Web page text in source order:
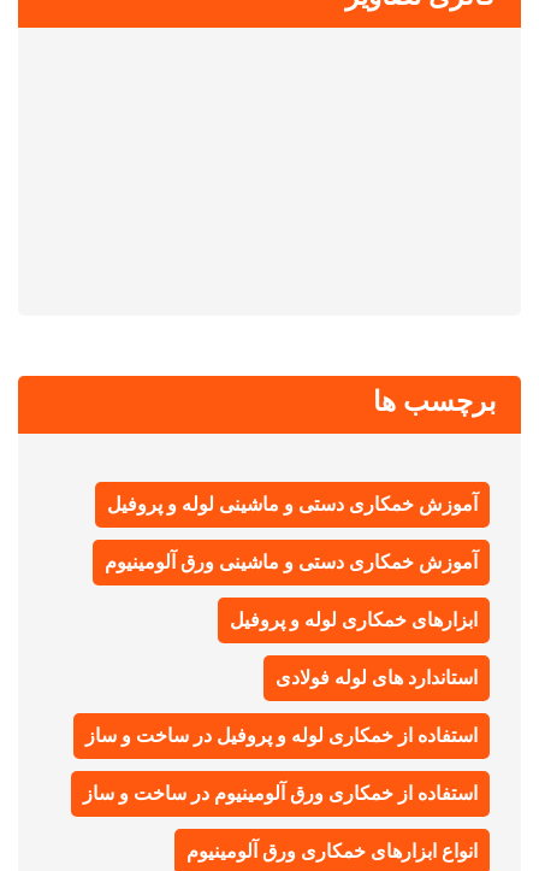
برچسب ها
آموزش خمکاری دستی و ماشینی لوله و پروفیل
آموزش خمکاری دستی و ماشینی ورق آلومینیوم
ابزارهای خمکاری لوله و پروفیل
استاندارد های لوله فولادی
استفاده از خمکاری لوله و پروفیل در ساخت و ساز
استفاده از خمکاری ورق آلومینیوم در ساخت و ساز
انواع ابزارهای خمکاری ورق آلومینیوم